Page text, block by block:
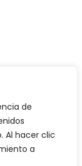
de
Al hacer clic
a